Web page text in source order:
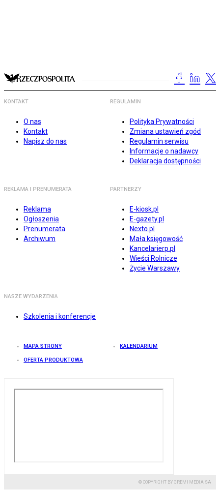
KONTAKT
O nas
Kontakt
Napisz do nas
REGULAMIN
Polityka Prywatności
Zmiana ustawień zgód
Regulamin serwisu
Informacje o nadawcy
Deklaracja dostępności
REKLAMA I PRENUMERATA
Reklama
Ogłoszenia
Prenumerata
Archiwum
PARTNERZY
E-kiosk.pl
E-gazety.pl
Nexto.pl
Mała księgowość
Kancelarierp.pl
Wieści Rolnicze
Życie Warszawy
NASZE WYDARZENIA
Szkolenia i konferencje
MAPA STRONY KALENDARIUM
OFERTA PRODUKTOWA
© COPYRIGHT BY GREMI MEDIA SA